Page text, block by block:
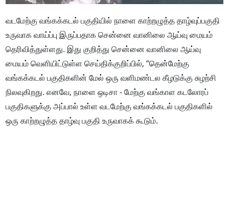
வடமேற்கு வங்கக்கடல் பகுதியில் நாளை காற்றழுத்த தாழ்வுப்பகுதி
உருவாக வாய்ப்பு இருப்பதாக சென்னை வானிலை ஆய்வு மையம்
தெரிவித்துள்ளது. இது குறித்து சென்னை வானிலை ஆய்வு
மையம் வெளியிட்டுள்ள செய்திக்குறிப்பில், “தென்மேற்கு
வங்கக்கடல் பகுதிகளின் மேல் ஒரு வளிமண்டல கீழடுக்கு சுழற்சி
நிலவுகிறது. எனவே, நாளை ஒடிசா - மேற்கு வங்காள கடலோரப்
பகுதிகளுக்கு அப்பால் உள்ள வடமேற்கு வங்கக்கடல் பகுதிகளில்
ஒரு காற்றழுத்த தாழ்வு பகுதி உருவாகக் கூடும்.